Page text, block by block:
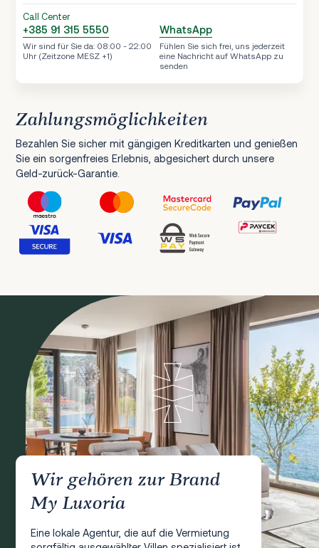
Call Center
+385 91 315 5550
Wir sind für Sie da: 08:00 - 22:00
Uhr (Zeitzone MESZ +1)
WhatsApp
Fühlen Sie sich frei, uns jederzeit
eine Nachricht auf WhatsApp zu
senden
Zahlungsmöglichkeiten
Bezahlen Sie sicher mit gängigen Kreditkarten und genießen
Sie ein sorgenfreies Erlebnis, abgesichert durch unsere
Geld-zurück-Garantie.
Wir gehören zur Brand
My Luxoria
Eine lokale Agentur, die auf die Vermietung